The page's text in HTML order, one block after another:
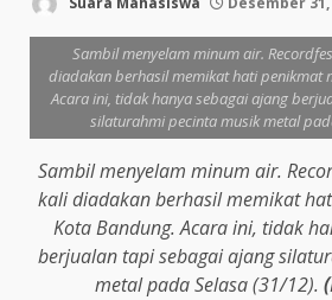
Sambil menyelam minum air.
diadakan berhasil memikat hati penikmat
Acara ini, tidak hanya sebagai ajang
silaturahmi pecinta musik metal
Sambil menyelam minum air.
kali diadakan berhasil memikat
Kota Bandung. Acara ini, tidak
berjualan tapi sebagai ajang
metal pada Selasa (31/12).